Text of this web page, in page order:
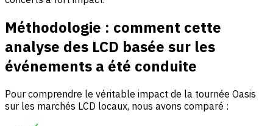
Méthodologie : comment cette
analyse des LCD basée sur les
événements a été conduite
Pour comprendre le véritable impact de la tournée Oasis
sur les marchés LCD locaux, nous avons comparé :